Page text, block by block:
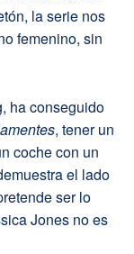
la serie nos
femenino, sin
ha conseguido
, tener un
coche con un
el lado
ser lo
Jones no es